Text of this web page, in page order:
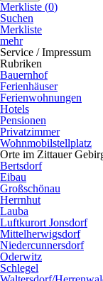
Merkliste (0)
Suchen
Merkliste
mehr
Service / Impressum
Rubriken
Bauernhof
Ferienhäuser
Ferienwohnungen
Hotels
Pensionen
Privatzimmer
Wohnmobilstellplatz
Orte im Zittauer
Bertsdorf
Eibau
Großschönau
Herrnhut
Lauba
Luftkurort Jonsdorf
Mittelherwigsdorf
Niedercunnersdorf
Oderwitz
Schlegel